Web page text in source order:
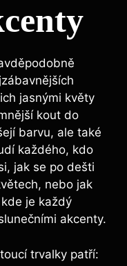
jasnými květy
kout do
barvu, ale také
každého, kdo
jak se po dešti
nebo jak
je každý
akcenty.
trvalky patří: